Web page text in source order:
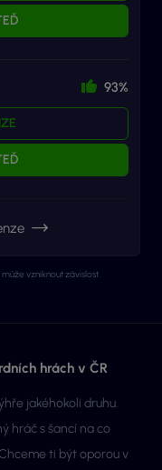
93%
vzniknout závislost.
hrách v ČR
jakéhokoli druhu.
hráč s šancí na co
ti být oporou v